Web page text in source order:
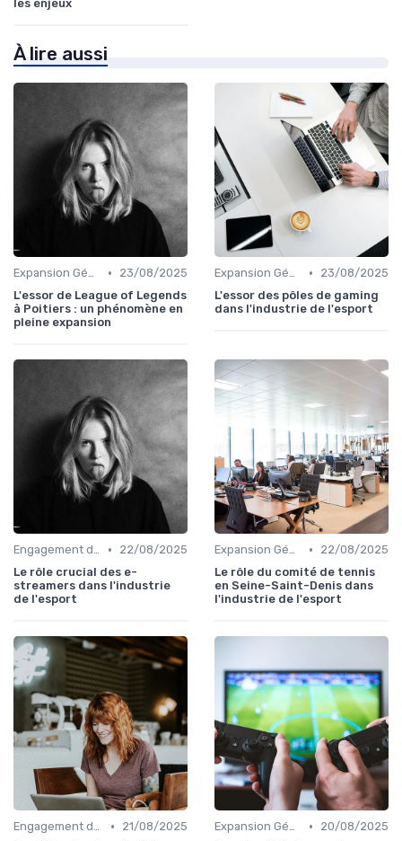
les enjeux
À lire aussi
Expansion Géographique •
23/08/2025
L'essor de League of Legends
à Poitiers : un phénomène en
pleine expansion
Expansion Géographique •
23/08/2025
L'essor des pôles de gaming
dans l'industrie de l'esport
Engagement des Fans •
22/08/2025
Le rôle crucial des e-
streamers dans l'industrie
de l'esport
Expansion Géographique •
22/08/2025
Le rôle du comité de tennis
en Seine-Saint-Denis dans
l'industrie de l'esport
Engagement des Fans •
21/08/2025
Expansion Géographique •
20/08/2025